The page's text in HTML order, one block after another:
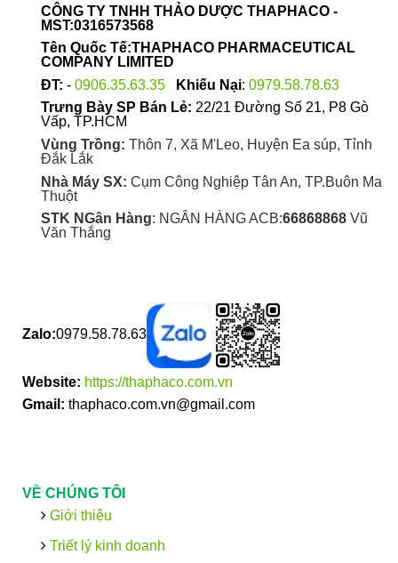
CÔNG TY TNHH THẢO DƯỢC THAPHACO -
MST:0316573568
Tên Quốc Tế:THAPHACO PHARMACEUTICAL
COMPANY LIMITED
ĐT: - 0906.35.63.35 Khiếu Nại: 0979.58.78.63
Trưng Bày SP Bán Lẻ: 22/21 Đường Số 21, P8 Gò
Vấp, TP.HCM
Vùng Trồng: Thôn 7, Xã M'Leo, Huyện Ea súp, Tỉnh
Đắk Lắk
Nhà Máy SX: Cụm Công Nghiệp Tân An, TP.Buôn Ma
Thuột
STK NGân Hàng: NGÂN HÀNG ACB:66868868Vũ
Văn Thắng
Zalo:0979.58.78.63
Website: https://thaphaco.com.vn
Gmail: thaphaco.com.vn@gmail.com
VỀ CHÚNG TÔI
Giới thiệu
Triết lý kinh doanh